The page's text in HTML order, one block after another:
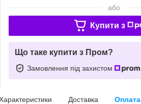
або
Купити з
Що таке купити з Пром?
Замовлення під захистом
Доставка Оплата